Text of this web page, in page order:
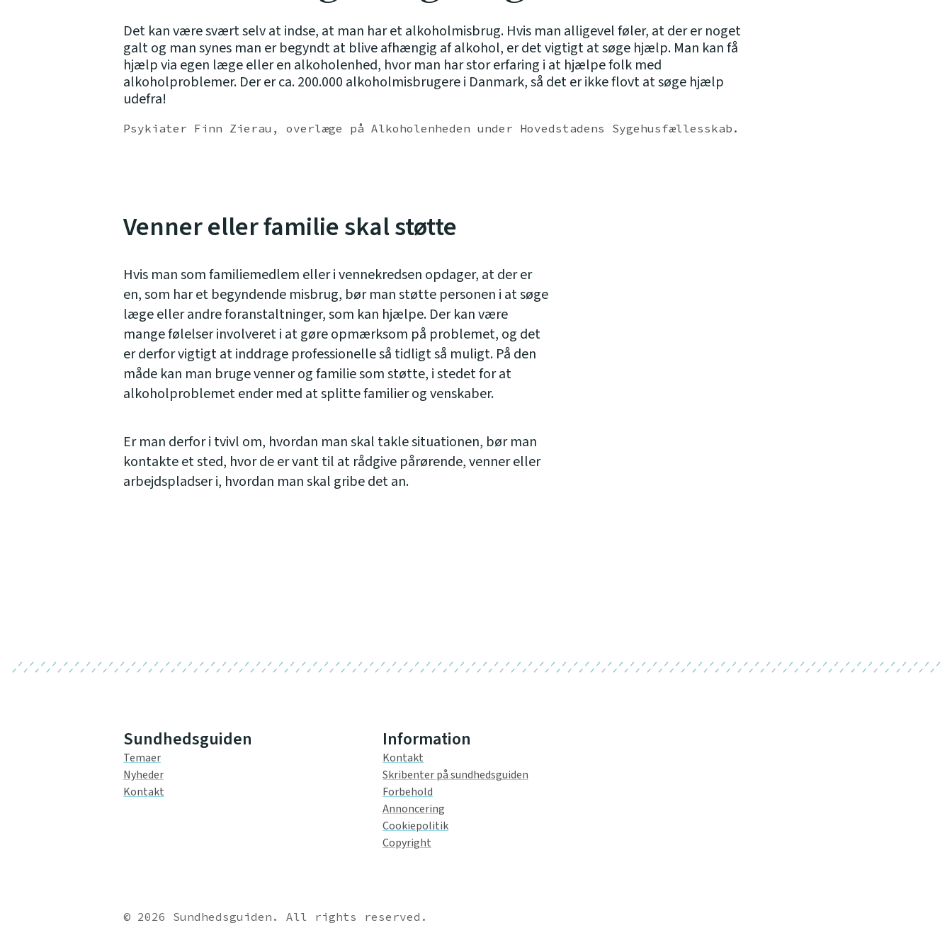
Det kan være svært selv at indse, at man har et alkoholmisbrug. Hvis man alligevel føler, at der er noget
galt og man synes man er begyndt at blive afhængig af alkohol, er det vigtigt at søge hjælp. Man kan få
hjælp via egen læge eller en alkoholenhed, hvor man har stor erfaring i at hjælpe folk med
alkoholproblemer. Der er ca. 200.000 alkoholmisbrugere i Danmark, så det er ikke flovt at søge hjælp
udefra!
Psykiater Finn Zierau, overlæge på Alkoholenheden under Hovedstadens Sygehusfællesskab.
Venner eller familie skal støtte
Hvis man som familiemedlem eller i vennekredsen opdager, at der er
en, som har et begyndende misbrug, bør man støtte personen i at søge
læge eller andre foranstaltninger, som kan hjælpe. Der kan være
mange følelser involveret i at gøre opmærksom på problemet, og det
er derfor vigtigt at inddrage professionelle så tidligt så muligt. På den
måde kan man bruge venner og familie som støtte, i stedet for at
alkoholproblemet ender med at splitte familier og venskaber.
Er man derfor i tvivl om, hvordan man skal takle situationen, bør man
kontakte et sted, hvor de er vant til at rådgive pårørende, venner eller
arbejdspladser i, hvordan man skal gribe det an.
Sundhedsguiden
Temaer
Nyheder
Kontakt
Information
Kontakt
Skribenter på sundhedsguiden
Forbehold
Annoncering
Cookiepolitik
Copyright
© 2026 Sundhedsguiden. All rights reserved.